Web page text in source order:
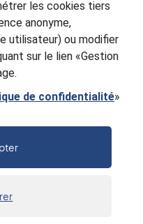
de la série.
Z K 7 Y
les cookies tiers
anonyme,
utilisateur) ou modifier
sur le lien «Gestion
de confidentialité»